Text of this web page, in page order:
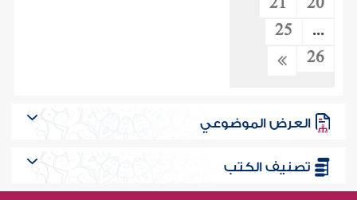
...
25
26
العرض الموضوعي
تصنيف الكتب